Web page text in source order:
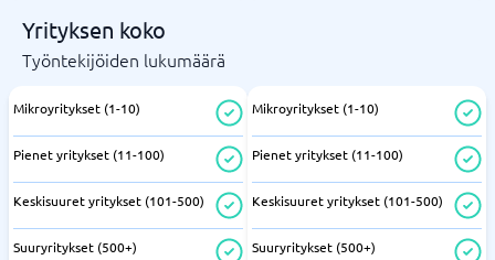
Yrityksen koko
Työntekijöiden lukumäärä
Mikroyritykset (1-10)
Pienet yritykset (11-100)
Keskisuuret yritykset (101-500)
Suuryritykset (500+)
Mikroyritykset (1-10)
Pienet yritykset (11-100)
Keskisuuret yritykset (101-500)
Suuryritykset (500+)